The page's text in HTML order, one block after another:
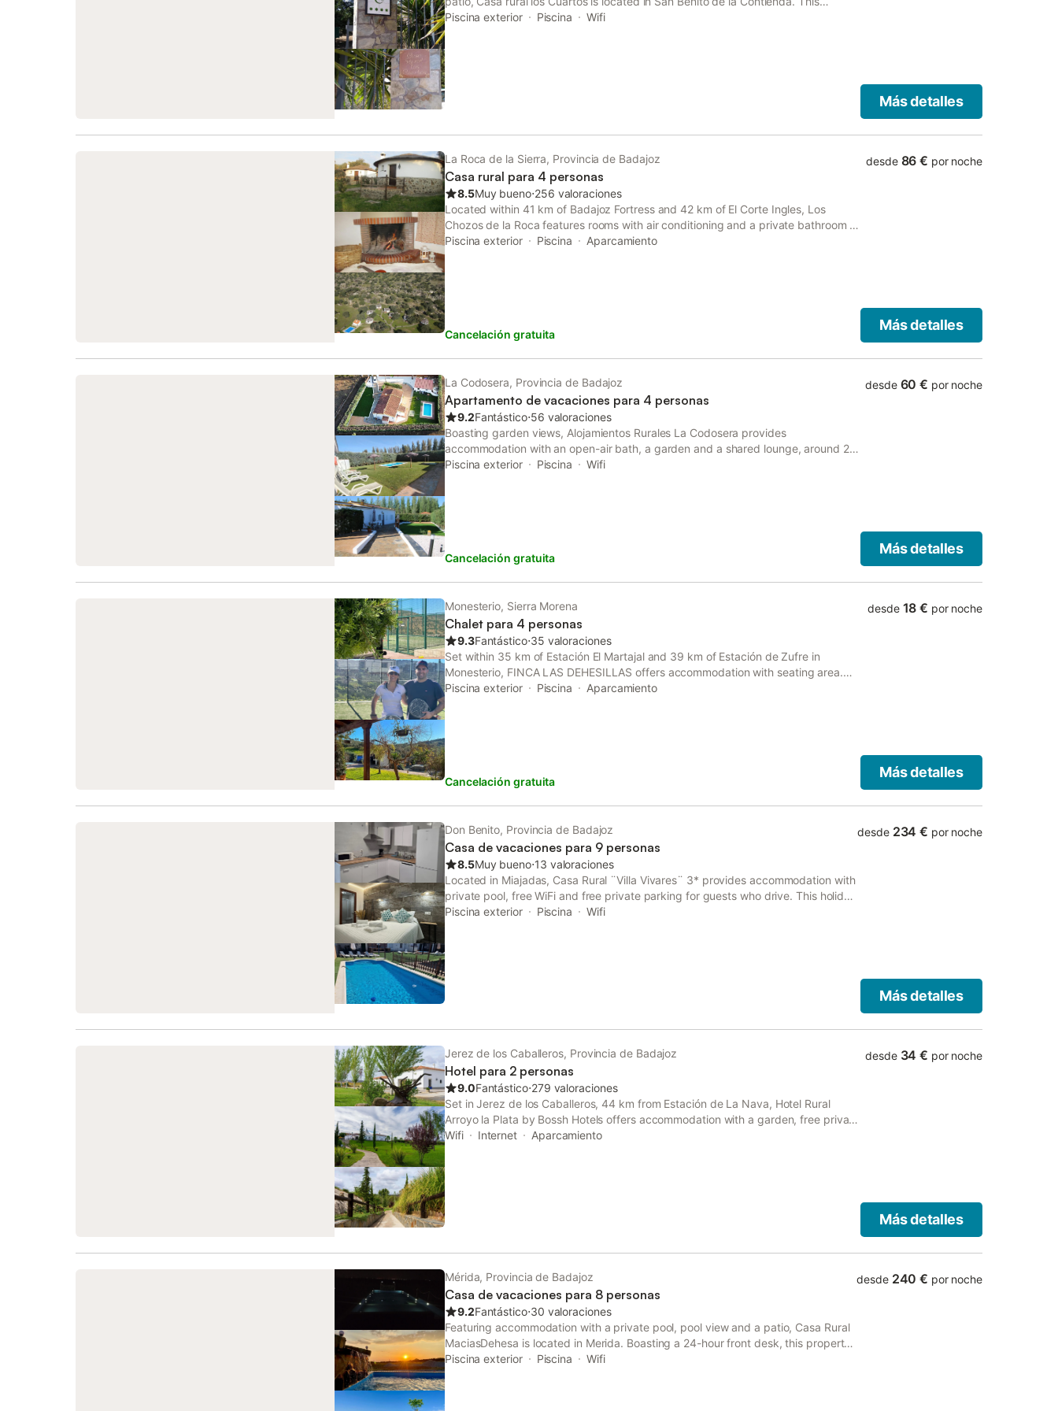
property offers access to a balcony, free private parking and free WiFi.
Piscina exterior Piscina Wifi
Más detalles
La Roca de la Sierra, Provincia de Badajoz
Casa rural para 4 personas
8.5Muy bueno⋅256 valoraciones
Located within 41 km of Badajoz Fortress and 42 km of El Corte Ingles, Los
Chozos de la Roca features rooms with air conditioning and a private bathroom in
La Roca de la Sierra. With lake views, this accommodation offers a patio.
Piscina exterior Piscina Aparcamiento
Cancelación gratuita
desde 86 € por noche
Más detalles
La Codosera, Provincia de Badajoz
Apartamento de vacaciones para 4 personas
9.2Fantástico⋅56 valoraciones
Boasting garden views, Alojamientos Rurales La Codosera provides
accommodation with an open-air bath, a garden and a shared lounge, around 24
km from Roman City of Ammaia.
Piscina exterior Piscina Wifi
Cancelación gratuita
desde 60 € por noche
Más detalles
Monesterio, Sierra Morena
Chalet para 4 personas
9.3Fantástico⋅35 valoraciones
Set within 35 km of Estación El Martajal and 39 km of Estación de Zufre in
Monesterio, FINCA LAS DEHESILLAS offers accommodation with seating area.
This country house has a private pool, a garden and free private parking.
Piscina exterior Piscina Aparcamiento
Cancelación gratuita
desde 18 € por noche
Más detalles
Don Benito, Provincia de Badajoz
Casa de vacaciones para 9 personas
8.5Muy bueno⋅13 valoraciones
Located in Miajadas, Casa Rural ¨Villa Vivares¨ 3* provides accommodation with
private pool, free WiFi and free private parking for guests who drive. This holiday
home offers air-conditioned accommodation with a patio.
Piscina exterior Piscina Wifi
desde 234 € por noche
Más detalles
Jerez de los Caballeros, Provincia de Badajoz
Hotel para 2 personas
9.0Fantástico⋅279 valoraciones
Set in Jerez de los Caballeros, 44 km from Estación de La Nava, Hotel Rural
Arroyo la Plata by Bossh Hotels offers accommodation with a garden, free private
parking, a shared lounge and a restaurant.
Wifi Internet Aparcamiento
desde 34 € por noche
Más detalles
Mérida, Provincia de Badajoz
Casa de vacaciones para 8 personas
9.2Fantástico⋅30 valoraciones
Featuring accommodation with a private pool, pool view and a patio, Casa Rural
MaciasDehesa is located in Merida. Boasting a 24-hour front desk, this property
also provides guests with a children's playground.
Piscina exterior Piscina Wifi
desde 240 € por noche